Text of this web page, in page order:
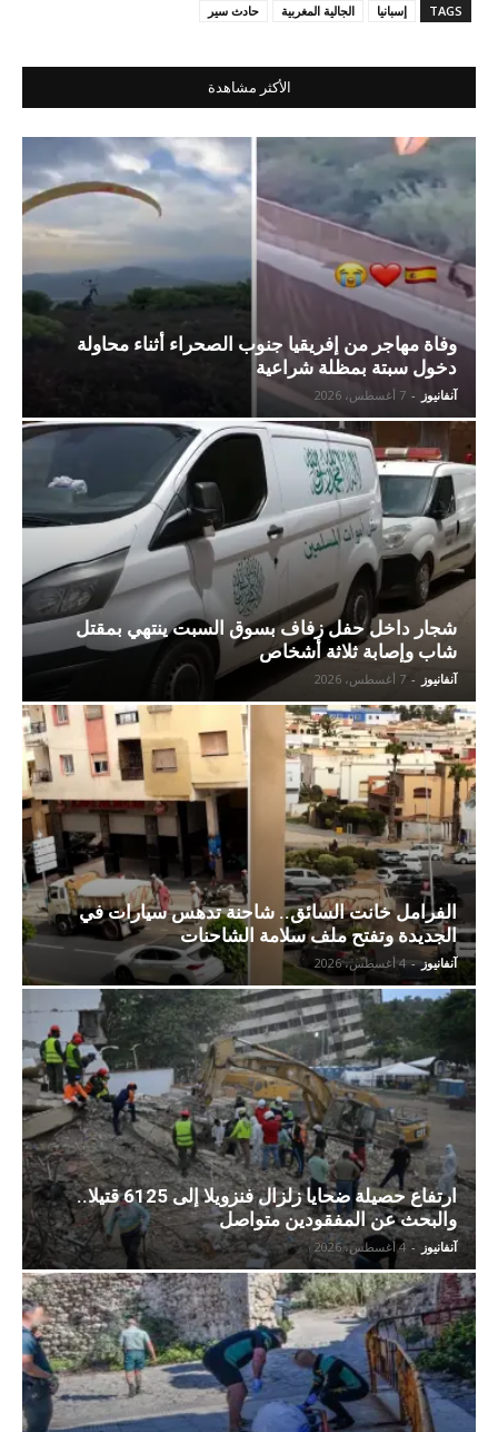
TAGS إسبانيا الجالية المغربية حادث سير
الأكثر مشاهدة
وفاة مهاجر من إفريقيا جنوب الصحراء أثناء محاولة
دخول سبتة بمظلة شراعية
آنفانيوز - 7 أغسطس، 2026
شجار داخل حفل زفاف بسوق السبت ينتهي بمقتل
شاب وإصابة ثلاثة أشخاص
آنفانيوز - 7 أغسطس، 2026
الفرامل خانت السائق.. شاحنة تدهس سيارات في
الجديدة وتفتح ملف سلامة الشاحنات
آنفانيوز - 4 أغسطس، 2026
ارتفاع حصيلة ضحايا زلزال فنزويلا إلى 6125 قتيلا..
والبحث عن المفقودين متواصل
آنفانيوز - 4 أغسطس، 2026